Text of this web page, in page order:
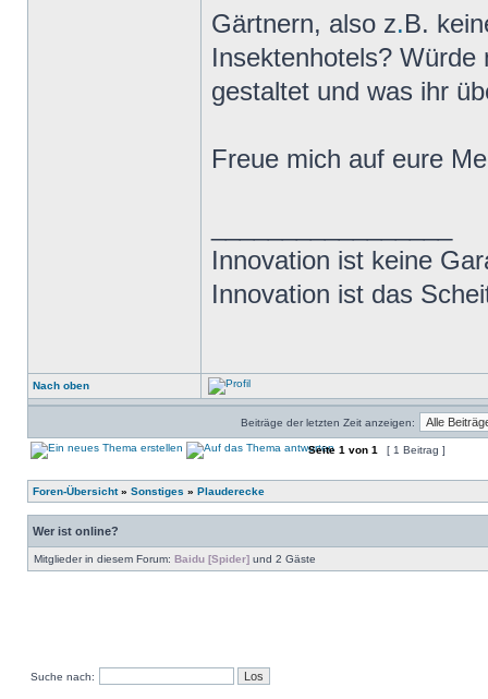
Gärtnern, also z.B.
Insektenhotels?
gestaltet und was ihr
Freue mich auf eure
Innovation ist keine
Innovation ist das
Nach oben
Beiträge der letzten Zeit anzeigen:
Seite 1 von 1 [ 1 Beitrag ]
Foren-Übersicht» Sonstiges » Plauderecke
Wer ist online?
Mitglieder in diesem Forum: Baidu [Spider] und 2 Gäste
Suche nach: